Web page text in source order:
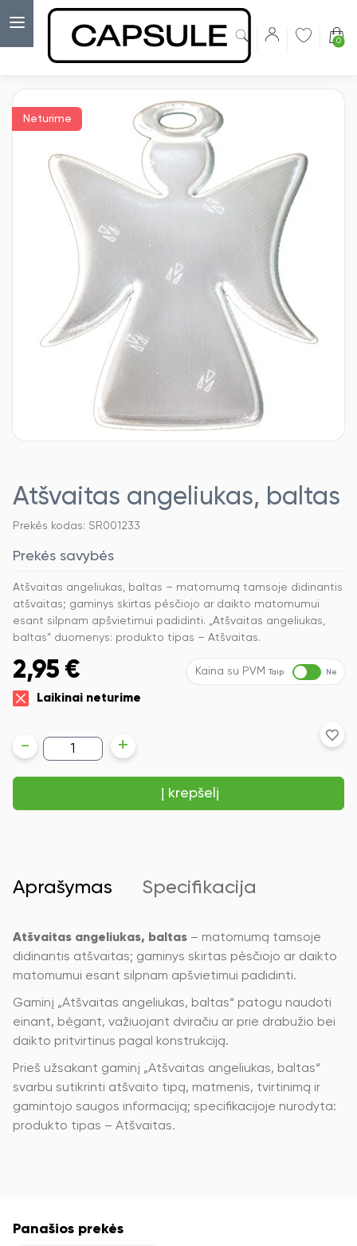
0
Neturime
Atšvaitas angeliukas, baltas
Prekės kodas: SR001233
Prekės savybės
Atšvaitas angeliukas, baltas – matomumą tamsoje didinantis
atšvaitas; gaminys skirtas pėsčiojo ar daikto matomumui
esant silpnam apšvietimui padidinti. „Atšvaitas angeliukas,
baltas“ duomenys: produkto tipas – Atšvaitas.
2,95 € Kaina su PVM Taip Ne
Laikinai neturime
produkto
kiekis:
Atšvaitas
angeliukas,
- +
Į krepšelį
Aprašymas Specifikacija
Atšvaitas angeliukas, baltas – matomumą tamsoje
didinantis atšvaitas; gaminys skirtas pėsčiojo ar daikto
matomumui esant silpnam apšvietimui padidinti.
Gaminį „Atšvaitas angeliukas, baltas“ patogu naudoti
einant, bėgant, važiuojant dviračiu ar prie drabužio bei
daikto pritvirtinus pagal konstrukciją.
Prieš užsakant gaminį „Atšvaitas angeliukas, baltas“
svarbu sutikrinti atšvaito tipą, matmenis, tvirtinimą ir
gamintojo saugos informaciją; specifikacijoje nurodyta:
produkto tipas – Atšvaitas.
Panašios prekės